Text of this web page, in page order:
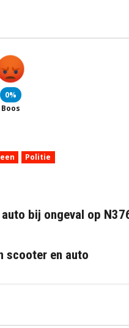
0%
Boos
Politie
bij ongeval op
scooter en auto